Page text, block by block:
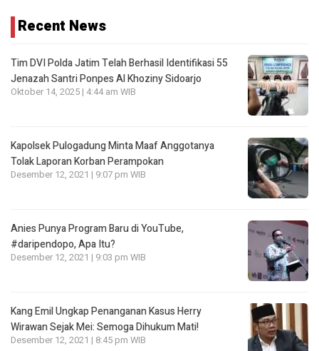
Recent News
Tim DVI Polda Jatim Telah Berhasil Identifikasi 55
Jenazah Santri Ponpes Al Khoziny Sidoarjo
Oktober 14, 2025 | 4:44 am WIB
Kapolsek Pulogadung Minta Maaf Anggotanya
Tolak Laporan Korban Perampokan
Desember 12, 2021 | 9:07 pm WIB
Anies Punya Program Baru di YouTube,
#daripendopo, Apa Itu?
Desember 12, 2021 | 9:03 pm WIB
Kang Emil Ungkap Penanganan Kasus Herry
Wirawan Sejak Mei: Semoga Dihukum Mati!
Desember 12, 2021 | 8:45 pm WIB